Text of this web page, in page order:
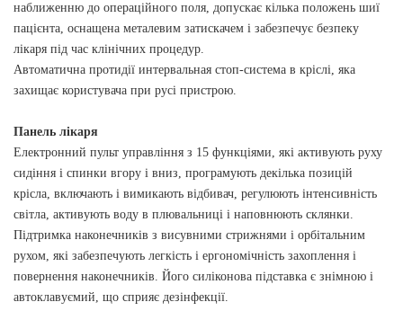
наближенню до операційного поля, допускає кілька положень шиї
пацієнта, оснащена металевим затискачем і забезпечує безпеку
лікаря під час клінічних процедур.
Автоматична протидії интервальная стоп-система в кріслі, яка
захищає користувача при русі пристрою.
Панель лікаря
Електронний пульт управління з 15 функціями, які активують руху
сидіння і спинки вгору і вниз, програмують декілька позицій
крісла, включають і вимикають відбивач, регулюють інтенсивність
світла, активують воду в плювальниці і наповнюють склянки.
Підтримка наконечників з висувними стрижнями і орбітальним
рухом, які забезпечують легкість і ергономічність захоплення і
повернення наконечників. Його силіконова підставка є знімною і
автоклавуємий, що сприяє дезінфекції.